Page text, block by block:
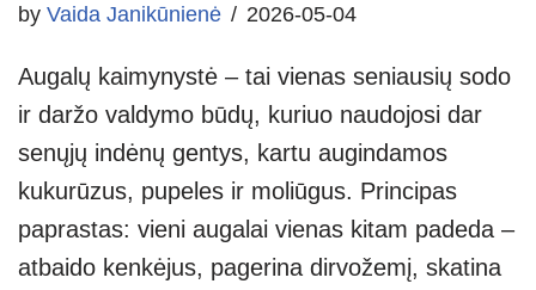
by Vaida Janikūnienė 2026-05-04
Augalų kaimynystė – tai vienas seniausių sodo
ir daržo valdymo būdų, kuriuo naudojosi dar
senųjų indėnų gentys, kartu augindamos
kukurūzus, pupeles ir moliūgus. Principas
paprastas: vieni augalai vienas kitam padeda –
atbaido kenkėjus, pagerina dirvožemį, skatina